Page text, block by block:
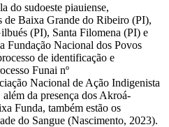
do sudoeste piauiense,
de Baixa Grande do Ribeiro (PI),
(PI), Santa Filomena (PI) e
Fundação Nacional dos Povos
de identificação e
Funai nº
Nacional de Ação Indigenista
da presença dos Akroá-
Funda, também estão os
do Sangue (Nascimento, 2023).